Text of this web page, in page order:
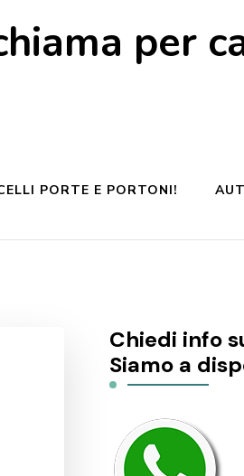
per
PORTE E PORTONI!
Chiedi info
Siamo a